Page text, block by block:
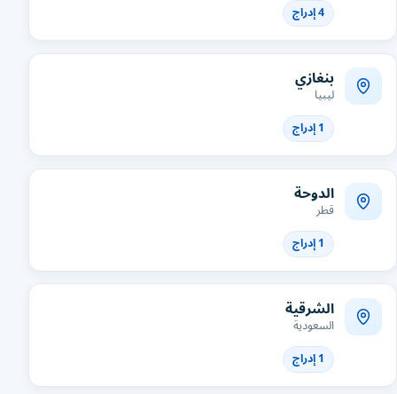
4 إدراج
بنغازي
ليبيا
1 إدراج
الدوحة
قطر
1 إدراج
الشرقية
السعودية
1 إدراج